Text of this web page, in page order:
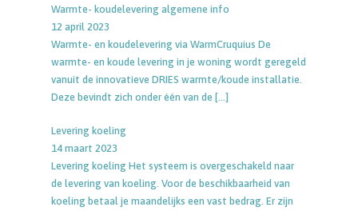
Warmte- koudelevering algemene info
12 april 2023
Warmte- en koudelevering via WarmCruquius De
warmte- en koude levering in je woning wordt geregeld
vanuit de innovatieve DRIES warmte/koude installatie.
Deze bevindt zich onder één van de […]
Levering koeling
14 maart 2023
Levering koeling Het systeem is overgeschakeld naar
de levering van koeling. Voor de beschikbaarheid van
koeling betaal je maandelijks een vast bedrag. Er zijn